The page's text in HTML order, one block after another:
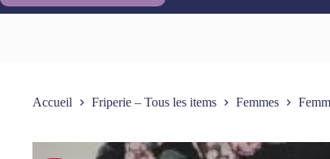
Accueil Friperie – Tous les items Femmes